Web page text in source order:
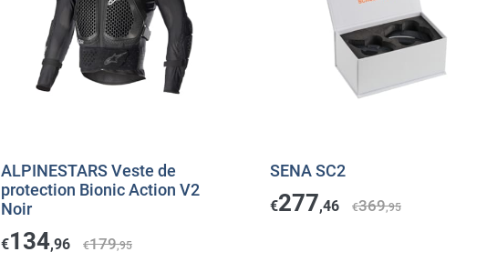
ALPINESTARS Veste de
protection Bionic Action V2
Noir
€134,96 €179,95
SENA SC2
€277,46 €369,95